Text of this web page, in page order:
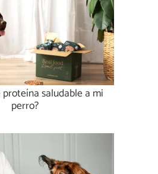
proteína saludable a mi
perro?